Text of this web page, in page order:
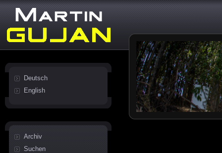
Deutsch
English
Archiv
Suchen